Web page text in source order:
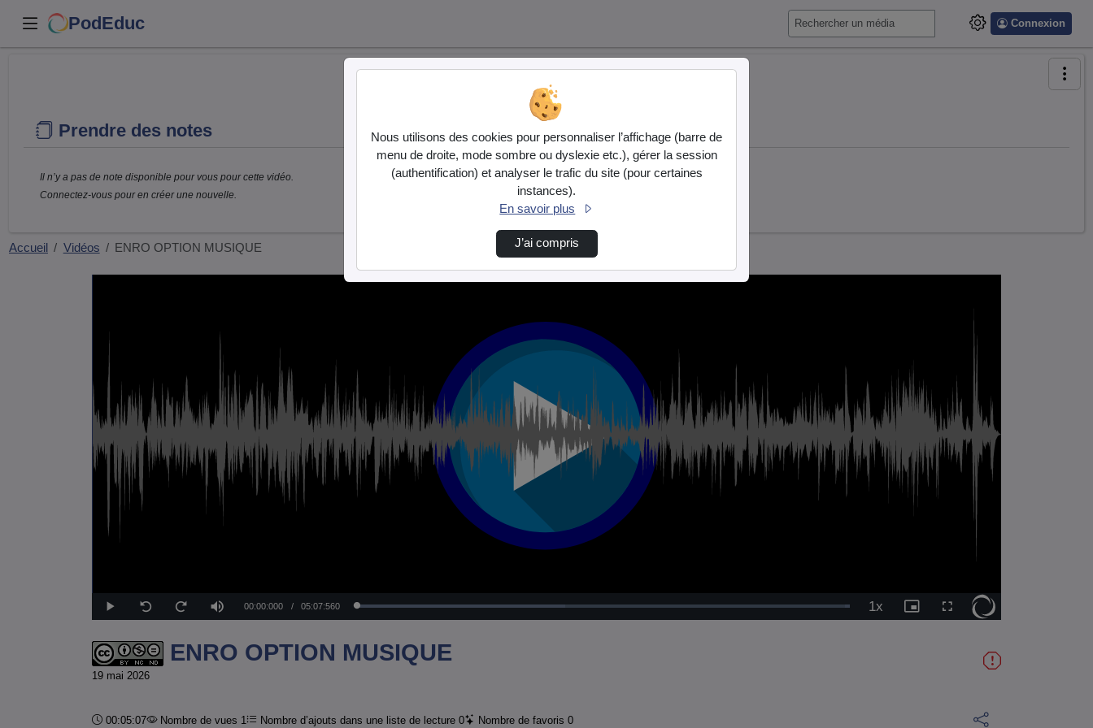
PodEduc Connexion
Prendre des notes
Il n’y a pas de note disponible pour vous pour cette vidéo.
Connectez-vous pour en créer une nouvelle.
Accueil Vidéos ENRO OPTION MUSIQUE
Lecture
Seek
back
Seek
forward
SourdineTemps
00:00:000 / Durée
05:07:560 Chargé:
1xVitesse
de
Image
dans
Plein
écran
ENRO OPTION MUSIQUE
19 mai 2026
Durée :
00:05:07 Nombre de vues 1 Nombre d’ajouts dans une liste de lecture 0 Nombre de favoris 0
Nous utilisons des cookies pour personnaliser l’affichage (barre de
menu de droite, mode sombre ou dyslexie etc.), gérer la session
(authentification) et analyser le trafic du site (pour certaines
instances).
En savoir plus
J’ai compris